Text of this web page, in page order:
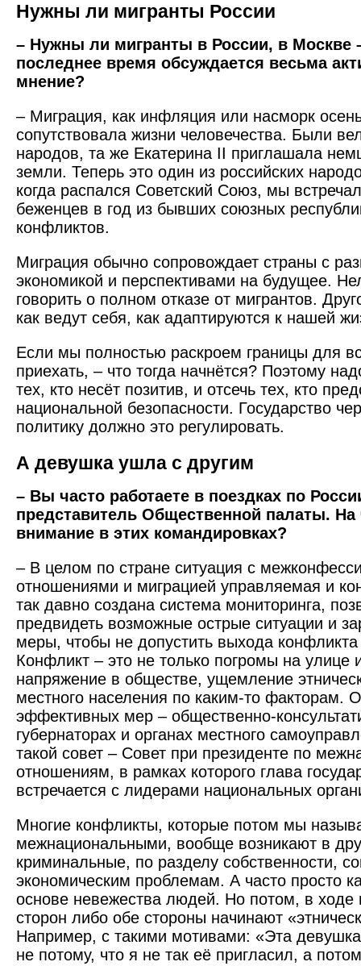
Нужны ли мигранты России
– Нужны ли мигранты в России, в Москве
последнее время обсуждается весьма
мнение?
– Миграция, как инфляция или насморк
сопутствовала жизни человечества. Были
народов, та же Екатерина II приглашала
земли. Теперь это один из российских
когда распался Советский Союз, мы
беженцев в год из бывших союзных
конфликтов.
Миграция обычно сопровождает страны с
экономикой и перспективами на будущее.
говорить о полном отказе от мигрантов.
как ведут себя, как адаптируются к нашей
Если мы полностью раскроем границы для
приехать, – что тогда начнётся? Поэтому
тех, кто несёт позитив, и отсечь тех, кто
национальной безопасности. Государство
политику должно это регулировать.
А девушка ушла с другим
– Вы часто работаете в поездках по
представитель Общественной палаты. На
внимание в этих командировках?
– В целом по стране ситуация с
отношениями и миграцией управляемая и
так давно создана система мониторинга,
предвидеть возможные острые ситуации и
меры, чтобы не допустить выхода
Конфликт – это не только погромы на улице
напряжение в обществе, ущемление
местного населения по каким-то факторам.
эффективных мер – общественно-
губернаторах и органах местного
такой совет – Совет при президенте по
отношениям, в рамках которого глава
встречается с лидерами национальных
Многие конфликты, которые потом мы
межнациональными, вообще возникают в
криминальные, по разделу собственности,
экономическим проблемам. А часто просто
основе невежества людей. Но потом, в ходе
сторон либо обе стороны начинают
Например, с такими мотивами: «Эта
не потому, что я не так её пригласил, а